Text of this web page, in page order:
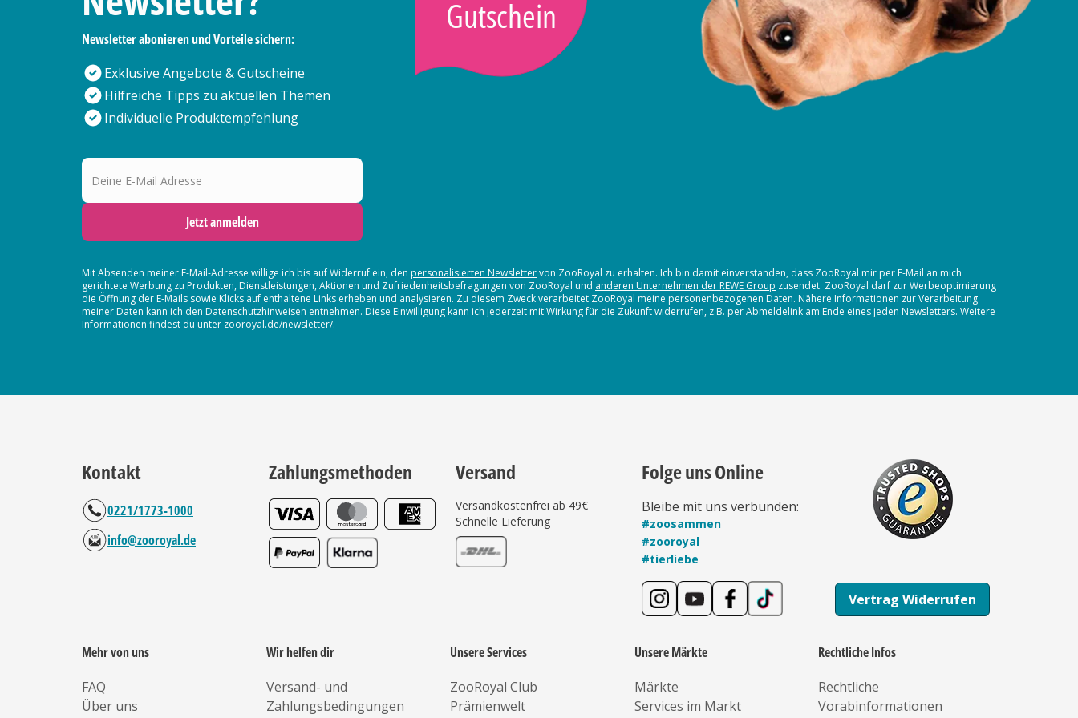
Newsletter abonieren und Vorteile sichern:
Exklusive Angebote & Gutscheine
Hilfreiche Tipps zu aktuellen Themen
Individuelle Produktempfehlung
Gutschein
Deine E-Mail Adresse
Jetzt anmelden
Mit Absenden meiner E-Mail-Adresse willige ich bis auf Widerruf ein, den personalisierten Newslettervon ZooRoyal zu erhalten. Ich bin damit einverstanden, dass ZooRoyal mir per E-Mail an mich
gerichtete Werbung zu Produkten, Dienstleistungen, Aktionen und Zufriedenheitsbefragungen von ZooRoyal und anderen Unternehmen der REWE Group zusendet. ZooRoyal darf zur Werbeoptimierung
die Öffnung der E-Mails sowie Klicks auf enthaltene Links erheben und analysieren. Zu diesem Zweck verarbeitet ZooRoyal meine personenbezogenen Daten. Nähere Informationen zur Verarbeitung
meiner Daten kann ich den Datenschutzhinweisen entnehmen. Diese Einwilligung kann ich jederzeit mit Wirkung für die Zukunft widerrufen, z.B. per Abmeldelink am Ende eines jeden Newsletters. Weitere
Informationen findest du unter zooroyal.de/newsletter/.
Kontakt
0221/1773-1000
info@zooroyal.de
Zahlungsmethoden Versand
Versandkostenfrei ab 49€
Schnelle Lieferung
Folge uns Online
Bleibe mit uns verbunden:
#zoosammen
#zooroyal
#tierliebe
Vertrag Widerrufen
Mehr von uns
FAQ
Über uns
Wir helfen dir
Versand- und
Zahlungsbedingungen
Unsere Services
ZooRoyal Club
Prämienwelt
Unsere Märkte
Märkte
Services im Markt
Rechtliche Infos
Rechtliche
Vorabinformationen